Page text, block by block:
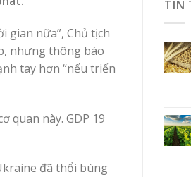
gian nữa”, Chủ tịch
nhưng thông báo
tay hơn “nếu triển
quan này. GDP 19
đã thổi bùng
TIN